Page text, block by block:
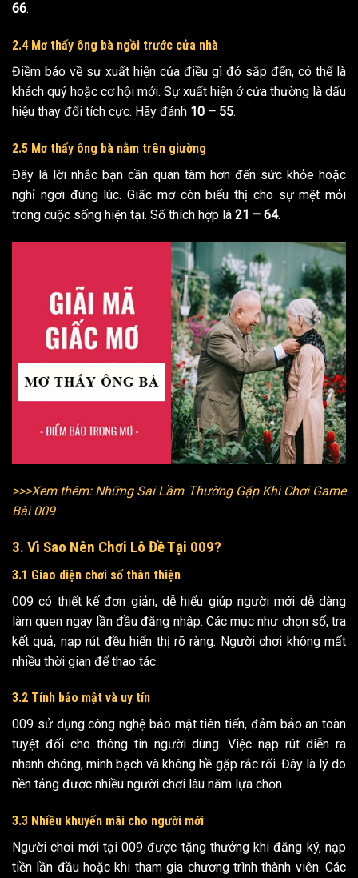
66.
2.4 Mơ thấy ông bà ngồi trước cửa nhà
Điềm báo về sự xuất hiện của điều gì đó sắp đến, có thể là
khách quý hoặc cơ hội mới. Sự xuất hiện ở cửa thường là dấu
hiệu thay đổi tích cực. Hãy đánh 10 – 55.
2.5 Mơ thấy ông bà nằm trên giường
Đây là lời nhắc bạn cần quan tâm hơn đến sức khỏe hoặc
nghỉ ngơi đúng lúc. Giấc mơ còn biểu thị cho sự mệt mỏi
trong cuộc sống hiện tại. Số thích hợp là 21 – 64.
>>>Xem thêm: Những Sai Lầm Thường Gặp Khi Chơi Game
Bài 009
3. Vì Sao Nên Chơi Lô Đề Tại 009?
3.1 Giao diện chơi số thân thiện
009 có thiết kế đơn giản, dễ hiểu giúp người mới dễ dàng
làm quen ngay lần đầu đăng nhập. Các mục như chọn số, tra
kết quả, nạp rút đều hiển thị rõ ràng. Người chơi không mất
nhiều thời gian để thao tác.
3.2 Tính bảo mật và uy tín
009 sử dụng công nghệ bảo mật tiên tiến, đảm bảo an toàn
tuyệt đối cho thông tin người dùng. Việc nạp rút diễn ra
nhanh chóng, minh bạch và không hề gặp rắc rối. Đây là lý do
nền tảng được nhiều người chơi lâu năm lựa chọn.
3.3 Nhiều khuyến mãi cho người mới
Người chơi mới tại 009 được tặng thưởng khi đăng ký, nạp
tiền lần đầu hoặc khi tham gia chương trình thành viên. Các